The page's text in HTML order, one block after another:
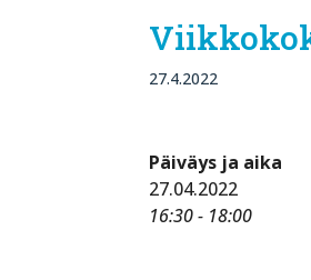
27.4.2022
Päiväys ja aika
27.04.2022
16:30 - 18:00